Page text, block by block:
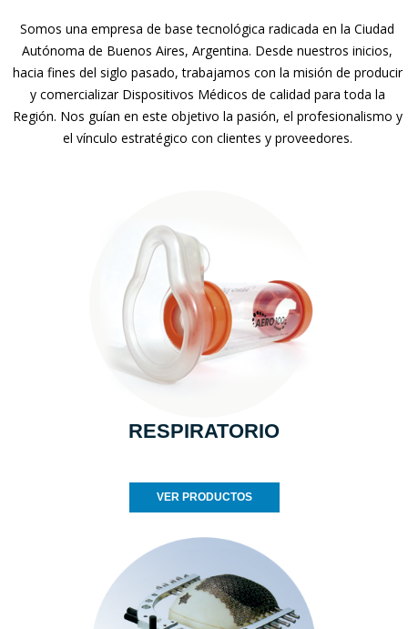
Somos una empresa de base tecnológica radicada en la Ciudad
Autónoma de Buenos Aires, Argentina. Desde nuestros inicios,
hacia fines del siglo pasado, trabajamos con la misión de producir
y comercializar Dispositivos Médicos de calidad para toda la
Región. Nos guían en este objetivo la pasión, el profesionalismo y
el vínculo estratégico con clientes y proveedores.
RESPIRATORIO
VER PRODUCTOS